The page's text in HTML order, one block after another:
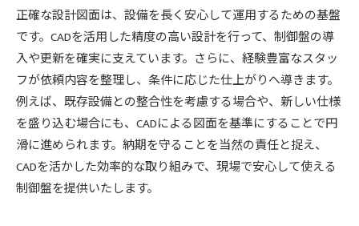
正確な設計図面は、設備を長く安心して運用するための基盤
です。CADを活用した精度の高い設計を行って、制御盤の導
入や更新を確実に支えています。さらに、経験豊富なスタッ
フが依頼内容を整理し、条件に応じた仕上がりへ導きます。
例えば、既存設備との整合性を考慮する場合や、新しい仕様
を盛り込む場合にも、CADによる図面を基準にすることで円
滑に進められます。納期を守ることを当然の責任と捉え、
CADを活かした効率的な取り組みで、現場で安心して使える
制御盤を提供いたします。